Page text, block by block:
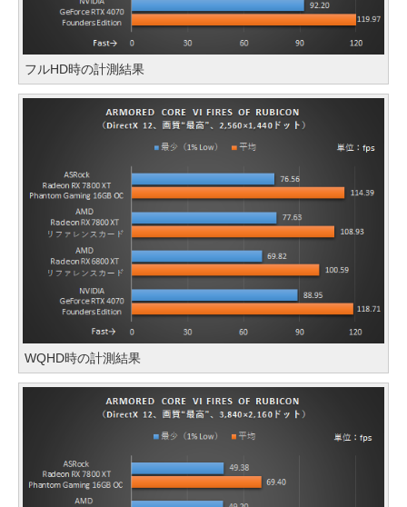
フルHD時の計測結果
WQHD時の計測結果